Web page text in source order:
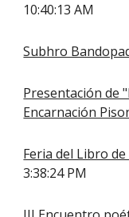
10:40:13 AM
Subhro
Presentación de
Encarnación
Feria del Libro
3:38:24 PM